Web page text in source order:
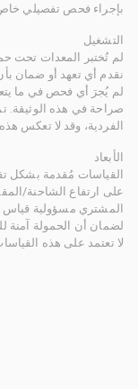
بإجراء فحص تفصيلي خاص
التشغيل
لم تُختبر المعدات تحت
نقدم أي تعهد أو ضمان
لم يُجرَ أي فحص في ما
صراحة في هذه الوثيقة.
الفردية، وقد لا تعكس
الأبعاد
القياسات مُقدمة بشكل
على ارتفاع الشاحنة/
المشتري مسؤولية قياس
لضمان أن الحمولة آمنة
لا تعتمد على هذه